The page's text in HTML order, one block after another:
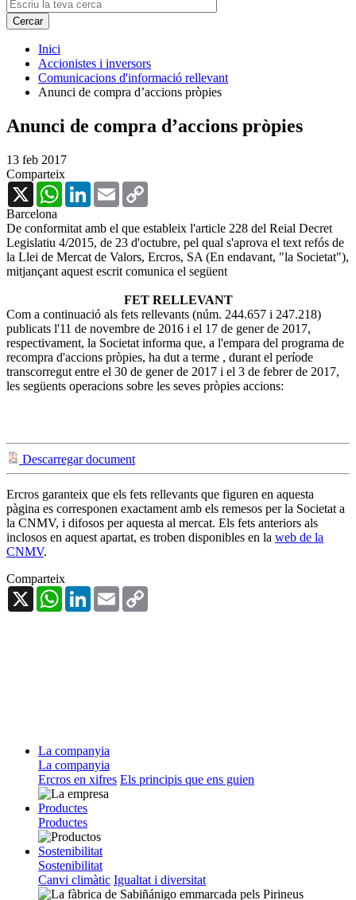
Inici
Accionistes i inversors
Comunicacions d'informació rellevant
Anunci de compra d’accions pròpies
Anunci de compra d’accions pròpies
13 feb 2017
Comparteix
X
WhatsAppLinkedInEmail
Barcelona
De conformitat amb el que estableix l'article 228 del Reial Decret
Legislatiu 4/2015, de 23 d'octubre, pel qual s'aprova el text refós de
la Llei de Mercat de Valors, Ercros, SA (En endavant, "la Societat"),
mitjançant aquest escrit comunica el següent
FET RELLEVANT
Com a continuació als fets rellevants (núm. 244.657 i 247.218)
publicats l'11 de novembre de 2016 i el 17 de gener de 2017,
respectivament, la Societat informa que, a l'empara del programa de
recompra d'accions pròpies, ha dut a terme , durant el període
transcorregut entre el 30 de gener de 2017 i el 3 de febrer de 2017,
les següents operacions sobre les seves pròpies accions:
Descarregar document
Ercros garanteix que els fets rellevants que figuren en aquesta
pàgina es corresponen exactament amb els remesos per la Societat a
la CNMV, i difosos per aquesta al mercat. Els fets anteriors als
inclosos en aquest apartat, es troben disponibles en la web de la
CNMV.
Comparteix
X
WhatsAppLinkedInEmail
La companyia
La companyia
Ercros en xifres Els principis que ens guien
Productes
Productes
Sostenibilitat
Sostenibilitat
Canvi climàtic Igualtat i diversitat